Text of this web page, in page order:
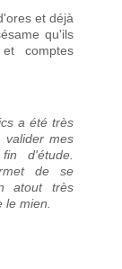
et déjà
qu'ils
comptes
a été très
valider mes
d'étude.
de se
atout très
le mien.